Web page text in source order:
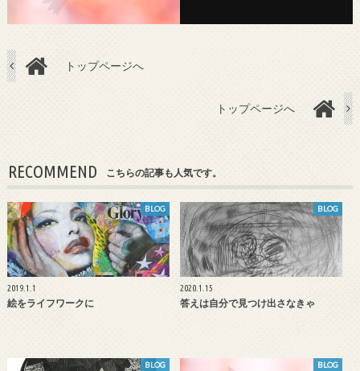
トップページへ
トップページへ
RECOMMEND こちらの記事も人気です。
BLOG
2019.1.1
絵をライフワークに
BLOG
2020.1.15
答えは自分で見つけ出さなきゃ
BLOG BLOG